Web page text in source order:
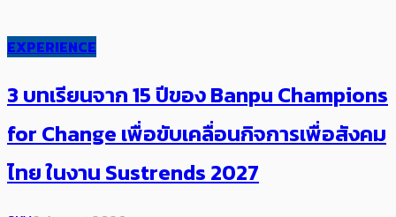
EXPERIENCE
3 บทเรียนจาก 15 ปีของ Banpu Champions
for Change เพื่อขับเคลื่อนกิจการเพื่อสังคม
ไทย ในงาน Sustrends 2027